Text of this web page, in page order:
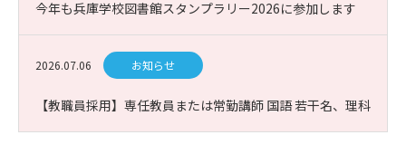
今年も兵庫学校図書館スタンプラリー2026に参加します
2026.07.06 お知らせ
【教職員採用】専任教員または常勤講師 国語 若干名、理科